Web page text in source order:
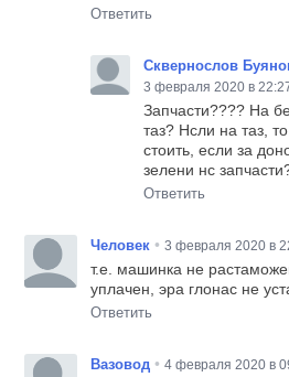
Ответить
Сквернослов
3 февраля 2020 в
Запчасти???? На
таз? Нсли на таз,
стоить, если за
зелени нс
Ответить
Человек • 3 февраля 2020 в
т.е. машинка не
уплачен, эра глонас не
Ответить
Вазовод • 4 февраля 2020 в